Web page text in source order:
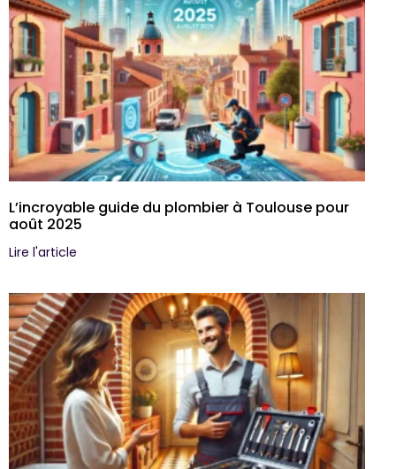
L’incroyable guide du plombier à Toulouse pour
août 2025
Lire l'article